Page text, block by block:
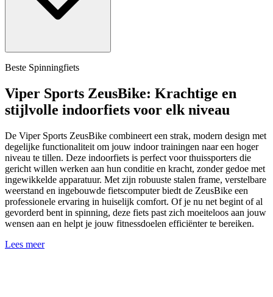
Beste Spinningfiets
Viper Sports ZeusBike: Krachtige en
stijlvolle indoorfiets voor elk niveau
De Viper Sports ZeusBike combineert een strak, modern design met
degelijke functionaliteit om jouw indoor trainingen naar een hoger
niveau te tillen. Deze indoorfiets is perfect voor thuissporters die
gericht willen werken aan hun conditie en kracht, zonder gedoe met
ingewikkelde apparatuur. Met zijn robuuste stalen frame, verstelbare
weerstand en ingebouwde fietscomputer biedt de ZeusBike een
professionele ervaring in huiselijk comfort. Of je nu net begint of al
gevorderd bent in spinning, deze fiets past zich moeiteloos aan jouw
wensen aan en helpt je jouw fitnessdoelen efficiënter te bereiken.
Lees meer